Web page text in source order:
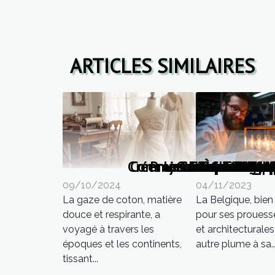
ARTICLES SIMILAIRES
Les
09/10/2024
La gaze de coton, matière
douce et respirante, a
voyagé à travers les
époques et les continents,
tissant...
04/11/2023
La Belgique,
pour ses
et
autre plume à
Comment choisir et
Les
L'importance
Les défis deFaire
Comment
Comment s'y
Comment les
Projets deChoix de
Créer un cadre de vie
À partir de